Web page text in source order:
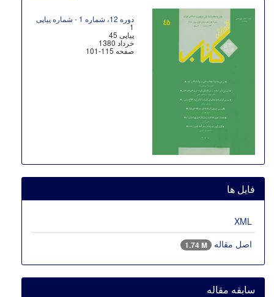
دوره 12، شماره 1 - شماره پیاپی
1
پیاپی 45
خرداد 1380
صفحه 101-115
فایل ها
XML
اصل مقاله
1.74 M
سابقه مقاله